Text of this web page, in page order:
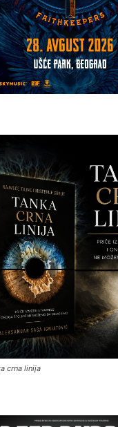
crna linija